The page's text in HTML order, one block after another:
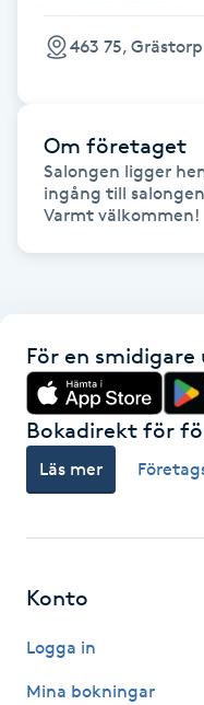
Gellack
Gellack med
Gravidmassage
Gua Sha-massage
Hatha Yoga
HIFU
463 75, Grästorp
Om företaget
Salongen ligger
ingång till
Varmt välkommen!
För en smidigare
Bokadirekt för
Läs mer
Konto
Logga in
Mina bokningar